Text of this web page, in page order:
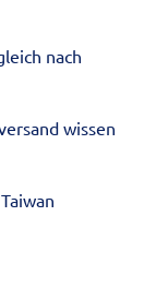
nach
wissen